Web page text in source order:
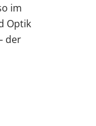
im
Optik
der